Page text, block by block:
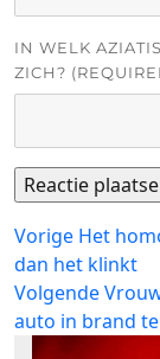
IN WELK
ZICH?
Bericht
navigatie
Vorige Vorig
bericht:
Het
dan het klinkt
Volgende
auto in brand